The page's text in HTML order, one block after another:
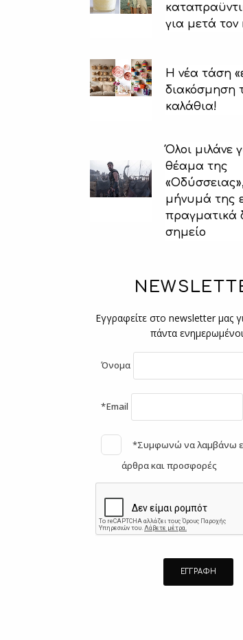
για μετά τον
Η νέα τάση
διακόσμηση
καλάθια!
Όλοι μιλάνε
θέαμα της
μήνυμά της
πραγματικά
σημείο
Εγγραφείτε στο newsletter μας
πάντα
Όνομα
*Email
*Συμφωνώ να λαμβάνω
άρθρα και προσφορές